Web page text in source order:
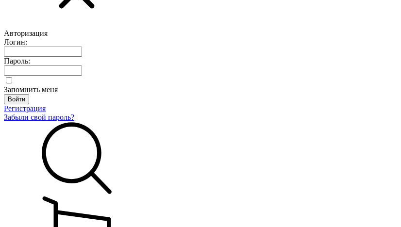
Авторизация
Логин:
Пароль:
Запомнить меня
Регистрация
Забыли свой пароль?